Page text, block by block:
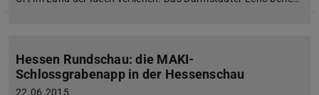
Hessen Rundschau: die MAKI-
Schlossgrabenapp in der Hessenschau
22.06.2015